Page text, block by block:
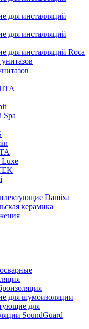
для инсталляций
для инсталляций
для инсталляций Roca
Spa
Luxe
Damixa
керамика
для шумоизоляции
для
SoundGuard